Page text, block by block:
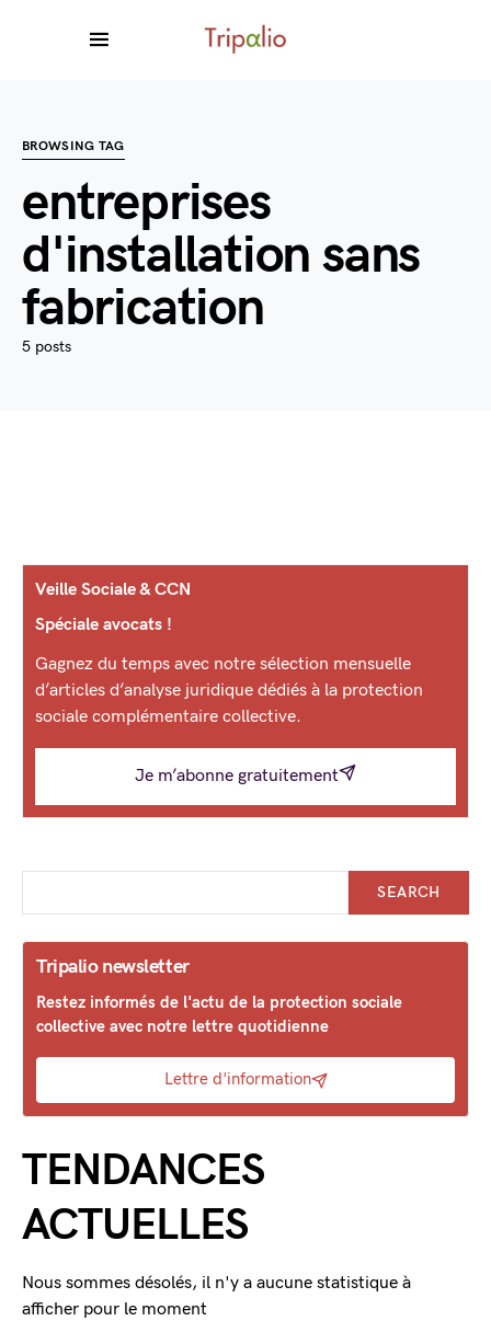
BROWSING TAG
entreprises
d'installation sans
fabrication
5 posts
Veille Sociale & CCN
Spéciale avocats !
Gagnez du temps avec notre sélection mensuelle
d’articles d’analyse juridique dédiés à la protection
sociale complémentaire collective.
Je m’abonne gratuitement
SEARCH
Tripalio newsletter
Restez informés de l'actu de la protection sociale
collective avec notre lettre quotidienne
Lettre d'information
TENDANCES
ACTUELLES
Nous sommes désolés, il n'y a aucune statistique à
afficher pour le moment